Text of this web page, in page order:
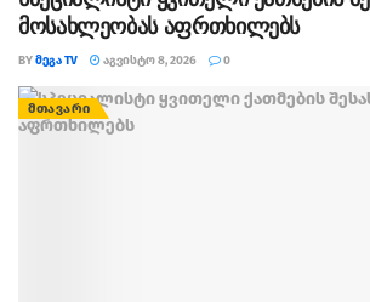
მოსახლეობას აფრთხილებს
BYᲛᲔᲒᲐ TV ᲐᲒᲕᲘᲡᲢᲝ 8, 2026 0
ᲛᲗᲐᲕᲐᲠᲘ